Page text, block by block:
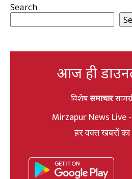
Search
आज ही
विशेषसमाचार
Mirzapur News Live
हर वक्त खबरों